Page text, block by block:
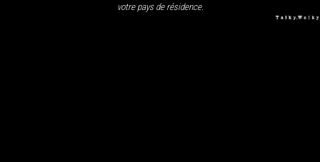
votre pays de résidence.